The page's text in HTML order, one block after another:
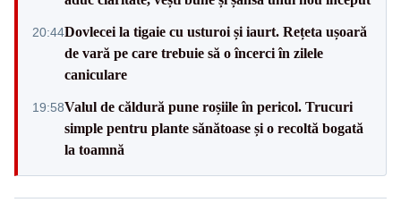
20:44Dovlecei la tigaie cu usturoi și iaurt. Rețeta ușoară
de vară pe care trebuie să o încerci în zilele
caniculare
19:58Valul de căldură pune roșiile în pericol. Trucuri
simple pentru plante sănătoase și o recoltă bogată
la toamnă